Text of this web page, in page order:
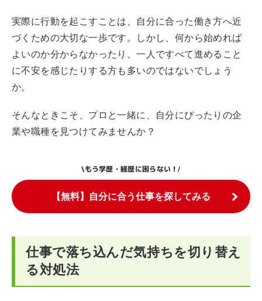
実際に行動を起こすことは、自分に合った働き方へ近
づくための大切な一歩です。しかし、何から始めれば
よいのか分からなかったり、一人ですべて進めること
に不安を感じたりする方も多いのではないでしょう
か。
そんなときこそ、プロと一緒に、自分にぴったりの企
業や職種を見つけてみませんか？
\もう学歴・経歴に困らない！/
【無料】自分に合う仕事を探してみる
仕事で落ち込んだ気持ちを切り替え
る対処法